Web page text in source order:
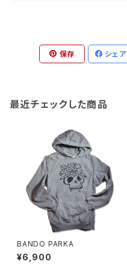
保存 シェア
最近チェックした商品
BANDO PARKA
¥6,900